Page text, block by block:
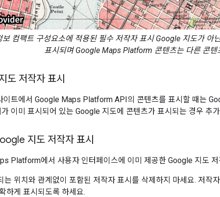
보 컴팩트 구성요소에 적용된 필수 저작자 표시 Google 지도가
표시되며 Google Maps Platform 콘텐츠는 다른 콘텐
도 저작자 표시
이트에서 Google Maps Platform API의 콘텐츠를 표시할 때는
가 이미 표시되어 있는 Google 지도에 콘텐츠가 표시되는 경우 추
지도 저작자 표시
Platform에서 사용자 인터페이스에 이미 제공한 Google 지도
는 위치와 관계없이 포함된 저작자 표시를 삭제하지 마세요. 저작
확하게 표시되도록 하세요.